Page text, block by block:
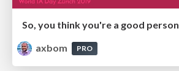
So, you think you're a good person
axbom
PRO